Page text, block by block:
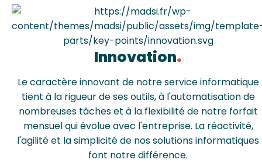
Innovation
Le caractère innovant de notre service informatique
tient à la rigueur de ses outils, à l'automatisation de
nombreuses tâches et à la flexibilité de notre forfait
mensuel qui évolue avec l'entreprise. La réactivité,
l'agilité et la simplicité de nos solutions informatiques
font notre différence.